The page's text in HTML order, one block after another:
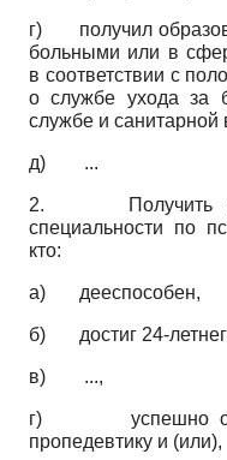
г) получил
больными или в
в соответствии с
о службе ухода за
службе и санитарной
д) ...
2. Получить
специальности по
кто:
а) дееспособен,
б) достиг 24-
в) ...,
г) успешно
пропедевтику и (или),